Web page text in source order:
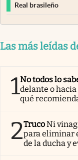
Real brasileño
Las más leídas
1No todos lo
delante o
qué
2TrucoNi
para eliminar
de la ducha y